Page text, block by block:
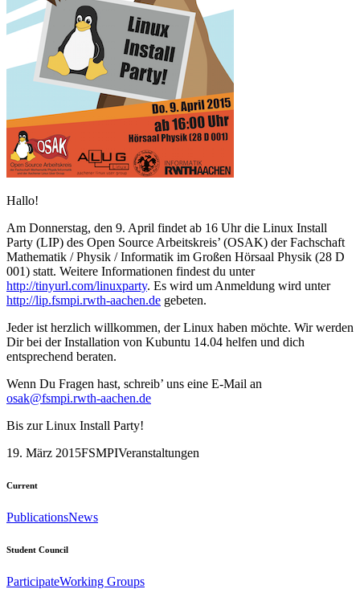
Hallo!
Am Donnerstag, den 9. April findet ab 16 Uhr die Linux Install
Party (LIP) des Open Source Arbeitskreis’ (OSAK) der Fachschaft
Mathematik / Physik / Informatik im Großen Hörsaal Physik (28 D
001) statt. Weitere Informationen findest du unter
http://tinyurl.com/linuxparty. Es wird um Anmeldung wird unter
http://lip.fsmpi.rwth-aachen.de gebeten.
Jeder ist herzlich willkommen, der Linux haben möchte. Wir werden
Dir bei der Installation von Kubuntu 14.04 helfen und dich
entsprechend beraten.
Wenn Du Fragen hast, schreib’ uns eine E-Mail an
osak@fsmpi.rwth-aachen.de
Bis zur Linux Install Party!
19. März 2015FSMPIVeranstaltungen
Current
PublicationsNews
Student Council
ParticipateWorking Groups